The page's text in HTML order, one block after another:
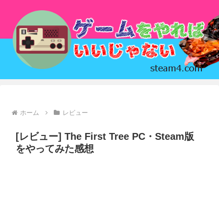
ホーム レビュー
[レビュー] The First Tree PC・Steam版
をやってみた感想